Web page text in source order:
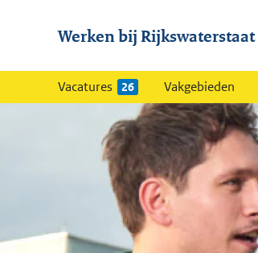
Werken bij Rijkswaterstaat
Vacatures 26 Vakgebieden